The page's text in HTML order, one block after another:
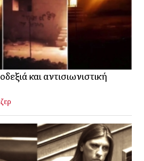
και αντισιωνιστική